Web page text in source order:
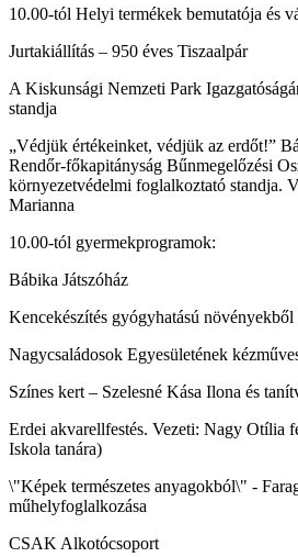
10.00-tól Helyi termékek bemutatója és
Jurtakiállítás – 950 éves Tiszaalpár
A Kiskunsági Nemzeti Park
standja
„Védjük értékeinket, védjük az erdőt!”
Rendőr-főkapitányság Bűnmegelőzési
környezetvédelmi foglalkoztató standja.
Marianna
10.00-tól gyermekprogramok:
Bábika Játszóház
Kencekészítés gyógyhatású
Nagycsaládosok Egyesületének
Színes kert – Szelesné Kása Ilona és
Erdei akvarellfestés. Vezeti: Nagy Otília
Iskola tanára)
\"Képek természetes anyagokból\" -
műhelyfoglalkozása
CSAK Alkotócsoport